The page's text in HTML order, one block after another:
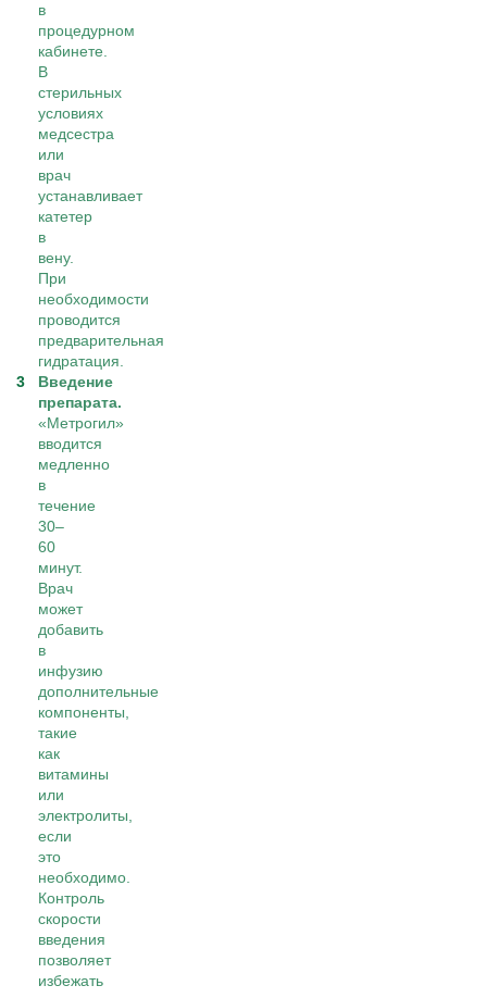
в
процедурном
кабинете.
В
стерильных
условиях
медсестра
или
врач
устанавливает
катетер
в
вену.
При
необходимости
проводится
предварительная
гидратация.
Введение
препарата.
«Метрогил»
вводится
медленно
в
течение
30–
60
минут.
Врач
может
добавить
в
инфузию
дополнительные
компоненты,
такие
как
витамины
или
электролиты,
если
это
необходимо.
Контроль
скорости
введения
позволяет
избежать